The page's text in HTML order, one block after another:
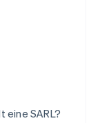
SARL?